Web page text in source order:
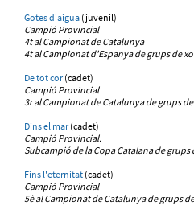
Gotes d'aigua(juvenil)
Campió Provincial
4t al Campionat de Catalunya
4tal Campionat d'Espanya de grups de
De tot cor(cadet)
Campió Provincial
3r al Campionat de Catalunya de grups
Dins el mar(cadet)
Campió Provincial.
Subcampió de la Copa Catalana de grups
Fins l'eternitat(cadet)
Campió Provincial
5è al Campionat de Catalunya de grups